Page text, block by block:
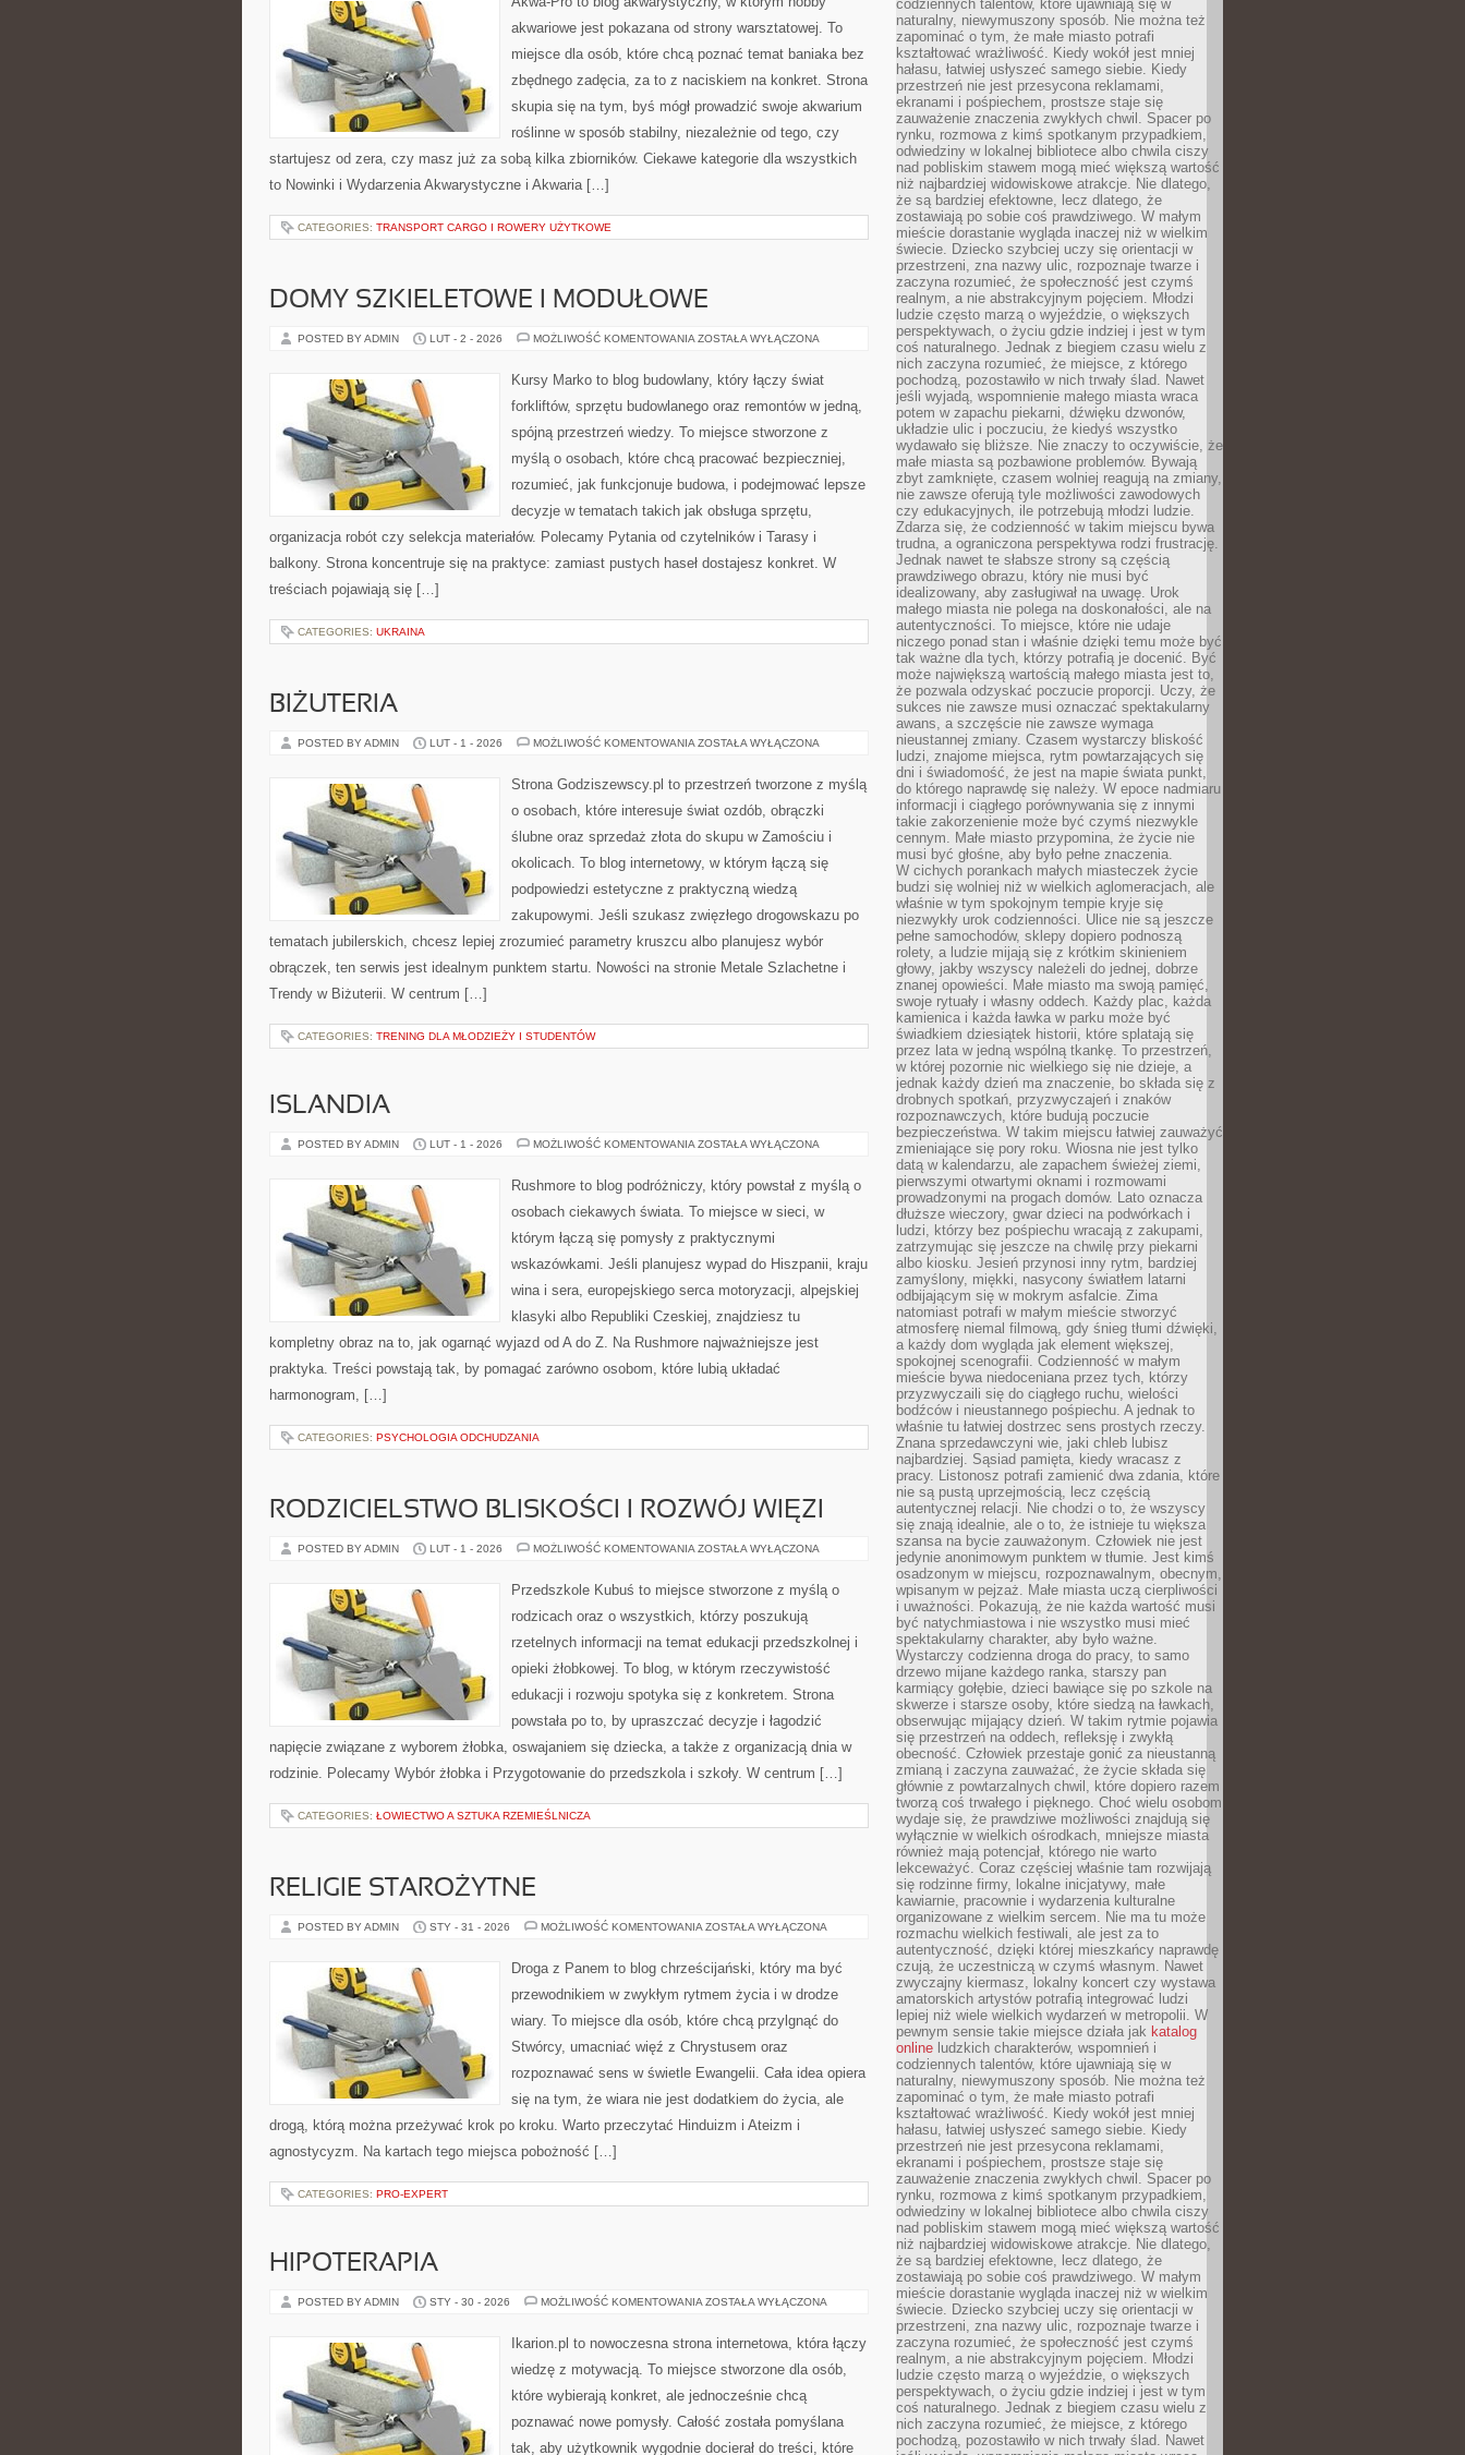
akwariowe jest pokazana od strony warsztatowej. To
miejsce dla osób, które chcą poznać temat baniaka bez
zbędnego zadęcia, za to z naciskiem na konkret. Strona
skupia się na tym, byś mógł prowadzić swoje akwarium
roślinne w sposób stabilny, niezależnie od tego, czy
startujesz od zera, czy masz już za sobą kilka zbiorników. Ciekawe kategorie dla wszystkich
to Nowinki i Wydarzenia Akwarystyczne i Akwaria […]
CATEGORIES: TRANSPORT CARGO I ROWERY UŻYTKOWE
DOMY SZKIELETOWE I MODUŁOWE
POSTED BY ADMIN LUT - 2 - 2026 MOŻLIWOŚĆ KOMENTOWANIA DOMY
MODUŁOWE
ZOSTAŁA WYŁĄCZONA
Kursy Marko to blog budowlany, który łączy świat
forkliftów, sprzętu budowlanego oraz remontów w jedną,
spójną przestrzeń wiedzy. To miejsce stworzone z
myślą o osobach, które chcą pracować bezpieczniej,
rozumieć, jak funkcjonuje budowa, i podejmować lepsze
decyzje w tematach takich jak obsługa sprzętu,
organizacja robót czy selekcja materiałów. Polecamy Pytania od czytelników i Tarasy i
balkony. Strona koncentruje się na praktyce: zamiast pustych haseł dostajesz konkret. W
treściach pojawiają się […]
CATEGORIES: UKRAINA
BIŻUTERIA
POSTED BY ADMIN LUT - 1 - 2026 MOŻLIWOŚĆ KOMENTOWANIA BIŻUTERIA
ZOSTAŁA WYŁĄCZONA
Strona Godziszewscy.pl to przestrzeń tworzone z myślą
o osobach, które interesuje świat ozdób, obrączki
ślubne oraz sprzedaż złota do skupu w Zamościu i
okolicach. To blog internetowy, w którym łączą się
podpowiedzi estetyczne z praktyczną wiedzą
zakupowymi. Jeśli szukasz zwięzłego drogowskazu po
tematach jubilerskich, chcesz lepiej zrozumieć parametry kruszcu albo planujesz wybór
obrączek, ten serwis jest idealnym punktem startu. Nowości na stronie Metale Szlachetne i
Trendy w Biżuterii. W centrum […]
CATEGORIES: TRENING DLA MŁODZIEŻY I STUDENTÓW
ISLANDIA
POSTED BY ADMIN LUT - 1 - 2026 MOŻLIWOŚĆ KOMENTOWANIA ISLANDIA
ZOSTAŁA WYŁĄCZONA
Rushmore to blog podróżniczy, który powstał z myślą o
osobach ciekawych świata. To miejsce w sieci, w
którym łączą się pomysły z praktycznymi
wskazówkami. Jeśli planujesz wypad do Hiszpanii, kraju
wina i sera, europejskiego serca motoryzacji, alpejskiej
klasyki albo Republiki Czeskiej, znajdziesz tu
kompletny obraz na to, jak ogarnąć wyjazd od A do Z. Na Rushmore najważniejsze jest
praktyka. Treści powstają tak, by pomagać zarówno osobom, które lubią układać
harmonogram, […]
CATEGORIES: PSYCHOLOGIA ODCHUDZANIA
RODZICIELSTWO BLISKOŚCI I ROZWÓJ WIĘZI
POSTED BY ADMIN LUT - 1 - 2026 MOŻLIWOŚĆ KOMENTOWANIA RODZICIELSTWO
ROZWÓJ
WIĘZI
ZOSTAŁA WYŁĄCZONA
Przedszkole Kubuś to miejsce stworzone z myślą o
rodzicach oraz o wszystkich, którzy poszukują
rzetelnych informacji na temat edukacji przedszkolnej i
opieki żłobkowej. To blog, w którym rzeczywistość
edukacji i rozwoju spotyka się z konkretem. Strona
powstała po to, by upraszczać decyzje i łagodzić
napięcie związane z wyborem żłobka, oswajaniem się dziecka, a także z organizacją dnia w
rodzinie. Polecamy Wybór żłobka i Przygotowanie do przedszkola i szkoły. W centrum […]
CATEGORIES: ŁOWIECTWO A SZTUKA RZEMIEŚLNICZA
RELIGIE STAROŻYTNE
POSTED BY ADMIN STY - 31 - 2026 MOŻLIWOŚĆ KOMENTOWANIA RELIGIE
ZOSTAŁA WYŁĄCZONA
Droga z Panem to blog chrześcijański, który ma być
przewodnikiem w zwykłym rytmem życia i w drodze
wiary. To miejsce dla osób, które chcą przylgnąć do
Stwórcy, umacniać więź z Chrystusem oraz
rozpoznawać sens w świetle Ewangelii. Cała idea opiera
się na tym, że wiara nie jest dodatkiem do życia, ale
drogą, którą można przeżywać krok po kroku. Warto przeczytać Hinduizm i Ateizm i
agnostycyzm. Na kartach tego miejsca pobożność […]
CATEGORIES: PRO-EXPERT
HIPOTERAPIA
POSTED BY ADMIN STY - 30 - 2026 MOŻLIWOŚĆ KOMENTOWANIA HIPOTERAPIA
ZOSTAŁA WYŁĄCZONA
Ikarion.pl to nowoczesna strona internetowa, która łączy
wiedzę z motywacją. To miejsce stworzone dla osób,
które wybierają konkret, ale jednocześnie chcą
poznawać nowe pomysły. Całość została pomyślana
tak, aby użytkownik wygodnie docierał do treści, które
codziennych talentów, które ujawniają się w
naturalny, niewymuszony sposób. Nie można też
zapominać o tym, że małe miasto potrafi
kształtować wrażliwość. Kiedy wokół jest mniej
hałasu, łatwiej usłyszeć samego siebie. Kiedy
przestrzeń nie jest przesycona reklamami,
ekranami i pośpiechem, prostsze staje się
zauważenie znaczenia zwykłych chwil. Spacer po
rynku, rozmowa z kimś spotkanym przypadkiem,
odwiedziny w lokalnej bibliotece albo chwila ciszy
nad pobliskim stawem mogą mieć większą wartość
niż najbardziej widowiskowe atrakcje. Nie dlatego,
że są bardziej efektowne, lecz dlatego, że
zostawiają po sobie coś prawdziwego. W małym
mieście dorastanie wygląda inaczej niż w wielkim
świecie. Dziecko szybciej uczy się orientacji w
przestrzeni, zna nazwy ulic, rozpoznaje twarze i
zaczyna rozumieć, że społeczność jest czymś
realnym, a nie abstrakcyjnym pojęciem. Młodzi
ludzie często marzą o wyjeździe, o większych
perspektywach, o życiu gdzie indziej i jest w tym
coś naturalnego. Jednak z biegiem czasu wielu z
nich zaczyna rozumieć, że miejsce, z którego
pochodzą, pozostawiło w nich trwały ślad. Nawet
jeśli wyjadą, wspomnienie małego miasta wraca
potem w zapachu piekarni, dźwięku dzwonów,
układzie ulic i poczuciu, że kiedyś wszystko
wydawało się bliższe. Nie znaczy to oczywiście, że
małe miasta są pozbawione problemów. Bywają
zbyt zamknięte, czasem wolniej reagują na zmiany,
nie zawsze oferują tyle możliwości zawodowych
czy edukacyjnych, ile potrzebują młodzi ludzie.
Zdarza się, że codzienność w takim miejscu bywa
trudna, a ograniczona perspektywa rodzi frustrację.
Jednak nawet te słabsze strony są częścią
prawdziwego obrazu, który nie musi być
idealizowany, aby zasługiwał na uwagę. Urok
małego miasta nie polega na doskonałości, ale na
autentyczności. To miejsce, które nie udaje
niczego ponad stan i właśnie dzięki temu może być
tak ważne dla tych, którzy potrafią je docenić. Być
może największą wartością małego miasta jest to,
że pozwala odzyskać poczucie proporcji. Uczy, że
sukces nie zawsze musi oznaczać spektakularny
awans, a szczęście nie zawsze wymaga
nieustannej zmiany. Czasem wystarczy bliskość
ludzi, znajome miejsca, rytm powtarzających się
dni i świadomość, że jest na mapie świata punkt,
do którego naprawdę się należy. W epoce nadmiaru
informacji i ciągłego porównywania się z innymi
takie zakorzenienie może być czymś niezwykle
cennym. Małe miasto przypomina, że życie nie
musi być głośne, aby było pełne znaczenia.
W cichych porankach małych miasteczek życie
budzi się wolniej niż w wielkich aglomeracjach, ale
właśnie w tym spokojnym tempie kryje się
niezwykły urok codzienności. Ulice nie są jeszcze
pełne samochodów, sklepy dopiero podnoszą
rolety, a ludzie mijają się z krótkim skinieniem
głowy, jakby wszyscy należeli do jednej, dobrze
znanej opowieści. Małe miasto ma swoją pamięć,
swoje rytuały i własny oddech. Każdy plac, każda
kamienica i każda ławka w parku może być
świadkiem dziesiątek historii, które splatają się
przez lata w jedną wspólną tkankę. To przestrzeń,
w której pozornie nic wielkiego się nie dzieje, a
jednak każdy dzień ma znaczenie, bo składa się z
drobnych spotkań, przyzwyczajeń i znaków
rozpoznawczych, które budują poczucie
bezpieczeństwa. W takim miejscu łatwiej zauważyć
zmieniające się pory roku. Wiosna nie jest tylko
datą w kalendarzu, ale zapachem świeżej ziemi,
pierwszymi otwartymi oknami i rozmowami
prowadzonymi na progach domów. Lato oznacza
dłuższe wieczory, gwar dzieci na podwórkach i
ludzi, którzy bez pośpiechu wracają z zakupami,
zatrzymując się jeszcze na chwilę przy piekarni
albo kiosku. Jesień przynosi inny rytm, bardziej
zamyślony, miękki, nasycony światłem latarni
odbijającym się w mokrym asfalcie. Zima
natomiast potrafi w małym mieście stworzyć
atmosferę niemal filmową, gdy śnieg tłumi dźwięki,
a każdy dom wygląda jak element większej,
spokojnej scenografii. Codzienność w małym
mieście bywa niedoceniana przez tych, którzy
przyzwyczaili się do ciągłego ruchu, wielości
bodźców i nieustannego pośpiechu. A jednak to
właśnie tu łatwiej dostrzec sens prostych rzeczy.
Znana sprzedawczyni wie, jaki chleb lubisz
najbardziej. Sąsiad pamięta, kiedy wracasz z
pracy. Listonosz potrafi zamienić dwa zdania, które
nie są pustą uprzejmością, lecz częścią
autentycznej relacji. Nie chodzi o to, że wszyscy
się znają idealnie, ale o to, że istnieje tu większa
szansa na bycie zauważonym. Człowiek nie jest
jedynie anonimowym punktem w tłumie. Jest kimś
osadzonym w miejscu, rozpoznawalnym, obecnym,
wpisanym w pejzaż. Małe miasta uczą cierpliwości
i uważności. Pokazują, że nie każda wartość musi
być natychmiastowa i nie wszystko musi mieć
spektakularny charakter, aby było ważne.
Wystarczy codzienna droga do pracy, to samo
drzewo mijane każdego ranka, starszy pan
karmiący gołębie, dzieci bawiące się po szkole na
skwerze i starsze osoby, które siedzą na ławkach,
obserwując mijający dzień. W takim rytmie pojawia
się przestrzeń na oddech, refleksję i zwykłą
obecność. Człowiek przestaje gonić za nieustanną
zmianą i zaczyna zauważać, że życie składa się
głównie z powtarzalnych chwil, które dopiero razem
tworzą coś trwałego i pięknego. Choć wielu osobom
wydaje się, że prawdziwe możliwości znajdują się
wyłącznie w wielkich ośrodkach, mniejsze miasta
również mają potencjał, którego nie warto
lekceważyć. Coraz częściej właśnie tam rozwijają
się rodzinne firmy, lokalne inicjatywy, małe
kawiarnie, pracownie i wydarzenia kulturalne
organizowane z wielkim sercem. Nie ma tu może
rozmachu wielkich festiwali, ale jest za to
autentyczność, dzięki której mieszkańcy naprawdę
czują, że uczestniczą w czymś własnym. Nawet
zwyczajny kiermasz, lokalny koncert czy wystawa
amatorskich artystów potrafią integrować ludzi
lepiej niż wiele wielkich wydarzeń w metropolii. W
pewnym sensie takie miejsce działa jak katalog
online ludzkich charakterów, wspomnień i
codziennych talentów, które ujawniają się w
naturalny, niewymuszony sposób. Nie można też
zapominać o tym, że małe miasto potrafi
kształtować wrażliwość. Kiedy wokół jest mniej
hałasu, łatwiej usłyszeć samego siebie. Kiedy
przestrzeń nie jest przesycona reklamami,
ekranami i pośpiechem, prostsze staje się
zauważenie znaczenia zwykłych chwil. Spacer po
rynku, rozmowa z kimś spotkanym przypadkiem,
odwiedziny w lokalnej bibliotece albo chwila ciszy
nad pobliskim stawem mogą mieć większą wartość
niż najbardziej widowiskowe atrakcje. Nie dlatego,
że są bardziej efektowne, lecz dlatego, że
zostawiają po sobie coś prawdziwego. W małym
mieście dorastanie wygląda inaczej niż w wielkim
świecie. Dziecko szybciej uczy się orientacji w
przestrzeni, zna nazwy ulic, rozpoznaje twarze i
zaczyna rozumieć, że społeczność jest czymś
realnym, a nie abstrakcyjnym pojęciem. Młodzi
ludzie często marzą o wyjeździe, o większych
perspektywach, o życiu gdzie indziej i jest w tym
coś naturalnego. Jednak z biegiem czasu wielu z
nich zaczyna rozumieć, że miejsce, z którego
pochodzą, pozostawiło w nich trwały ślad. Nawet